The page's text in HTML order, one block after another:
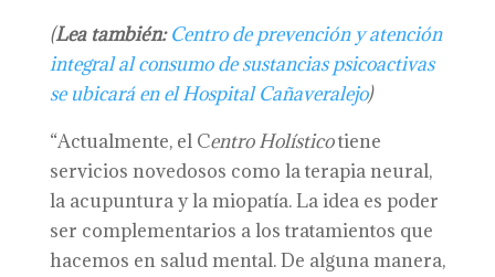
(Lea también: Centro de prevención y atención
integral al consumo de sustancias psicoactivas
se ubicará en el Hospital Cañaveralejo)
“Actualmente, el Centro Holísticotiene
servicios novedosos como la terapia neural,
la acupuntura y la miopatía. La idea es poder
ser complementarios a los tratamientos que
hacemos en salud mental. De alguna manera,